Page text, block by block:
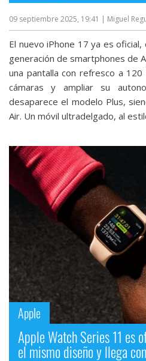
09 septiembre 2025, 19:41 | Miguel
El nuevo iPhone 17 ya es
generación de smartphones de
una pantalla con refresco a
cámaras y ampliar su
desaparece el modelo Plus,
Air. Un móvil ultradelgado, al
Apple
Apple Watch Series 11 es
el mismo diseño y llega